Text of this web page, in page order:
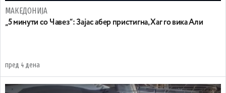
МАКЕДОНИЈА
„5 минути со Чавез“: Зајас абер пристигна, Хаг го вика Али
пред 4 дена